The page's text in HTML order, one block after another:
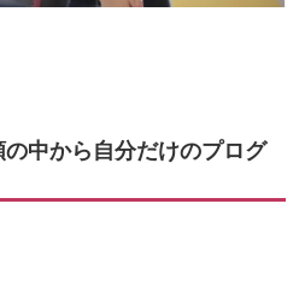
中から自分だけのプログ